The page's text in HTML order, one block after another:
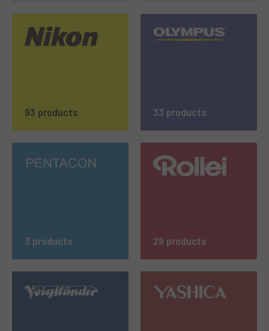
93 products 33 products
3 products 29 products